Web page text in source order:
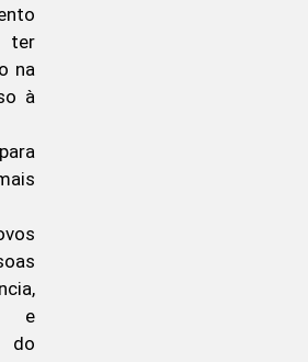
ter
na
à
e
do